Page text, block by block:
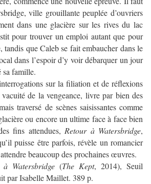
ville grouillante peuplée d’ouvriers
dans une glacière sur les rives du lac
pour trouver un emploi autant que pour
tandis que Caleb se fait embaucher dans le
dans l’espoir d’y voir débarquer un jour
sa famille.
sur la filiation et de réflexions
de la vengeance, livre par bien des
traversé de scènes saisissantes comme
ou encore un ultime face à face bien
fins attendues, Retour à Watersbridge,
puisse être parfois, révèle un romancier
beaucoup des prochaines œuvres.
à Watersbridge (The Kept, 2014), Seuil
par Isabelle Maillet. 389 p.